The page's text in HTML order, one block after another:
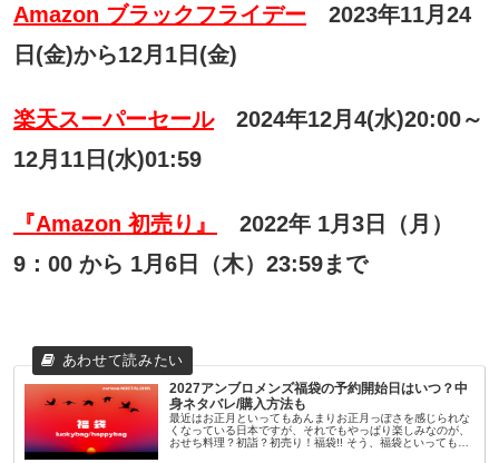
Amazon ブラックフライデー
2023年11月24
日(金)から12月1日(金)
楽天スーパーセール
2024年12月4(水)20:00～
12月11日(水)01:59
『Amazon 初売り』
2022年 1月3日（月）
9：00 から 1月6日（木）23:59まで
2027アンブロメンズ福袋の予約開始日はいつ？中
身ネタバレ/購入方法も
最近はお正月といってもあんまりお正月っぽさを感じられな
くなっている日本ですが、それでもやっぱり楽しみなのが、
おせち料理？初詣？初売り！福袋!! そう、福袋といっても最